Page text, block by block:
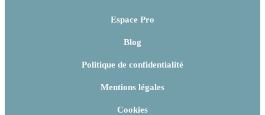
Espace Pro
Blog
Politique de confidentialité
Mentions légales
Cookies